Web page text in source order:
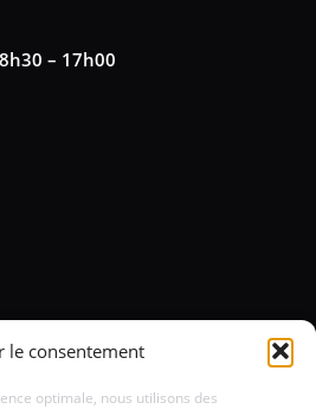
le consentement
optimale, nous utilisons des
– 17h00